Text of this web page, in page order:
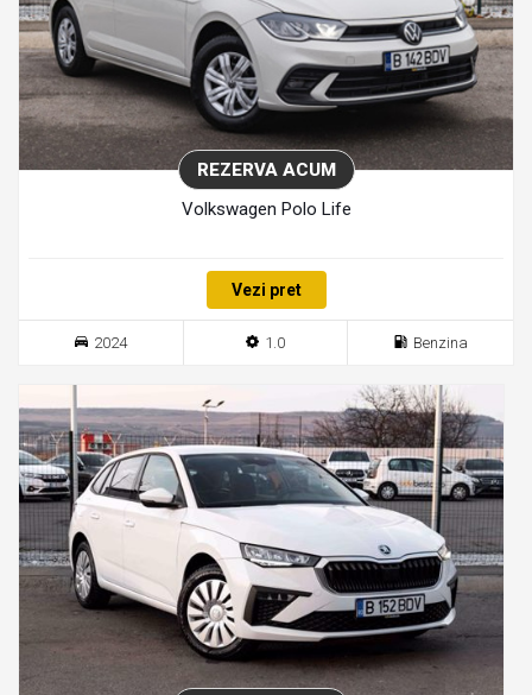
REZERVA ACUM
Volkswagen Polo Life
Vezi pret
2024 1.0 Benzina